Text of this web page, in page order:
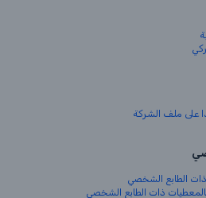
على ملف الشركة
الطابع الشخصي
ذات الطابع الشخصي